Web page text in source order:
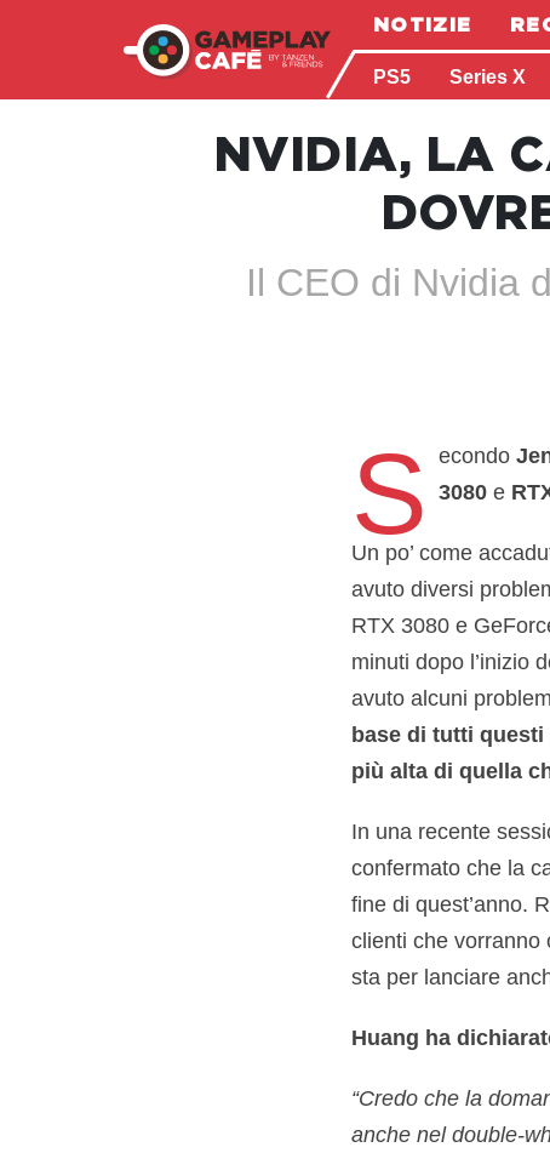
NOTIZIE
PS5 Series X
NVIDIA, LA
Il CEO di Nvidia
S econdo
3080e
Un po’ come
avuto diversi
RTX 3080 e
minuti dopo l’inizio
avuto alcuni
base di tutti questi
più alta di quella
In una recente
confermato che la
fine di quest’anno.
clienti che vorranno
sta per lanciare
Huang ha
“Credo che la
anche nel double-